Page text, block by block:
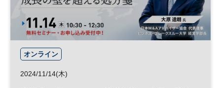
オンライン
2024/11/14(木)